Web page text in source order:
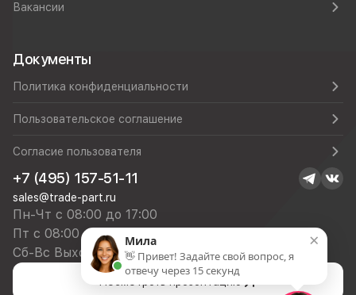
Вакансии
Документы
Политика конфиденциальности
Пользовательское соглашение
Согласие пользователя
+7 (495) 157-51-11
sales@trade-part.ru
Пн-Чт с 08:00 до 17:00
Пт с 08:00 до 16:00
Сб-Вс Выходной
×
Мила
👋 Привет! Задайте свой вопрос, я
отвечу через 15 секунд